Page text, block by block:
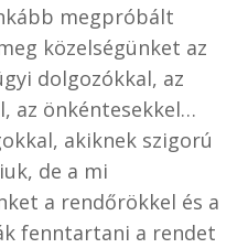
megpróbált
közelségünket az
dolgozókkal, az
az önkéntesekkel…
akiknek szigorú
de a mi
a rendőrökkel és a
fenntartani a rendet